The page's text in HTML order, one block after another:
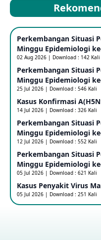
Mpox Clade 1b di
25 May
Update Informasi
Penetapan
Uganda Sebagai
Outbreak Penyakti
Kasus Konfirmasi
Perkembangan Situasi
Minggu Epidemiologi
02 Aug 2026 | Download : 142 Kali
Perkembangan Situasi
Minggu Epidemiologi
25 Jul 2026 | Download : 546 Kali
Kasus Konfirmasi
14 Jul 2026 | Download : 326 Kali
Perkembangan Situasi
Minggu Epidemiologi
12 Jul 2026 | Download : 552 Kali
Perkembangan Situasi
Minggu Epidemiologi
05 Jul 2026 | Download : 621 Kali
Kasus Penyakit Virus
05 Jul 2026 | Download : 251 Kali